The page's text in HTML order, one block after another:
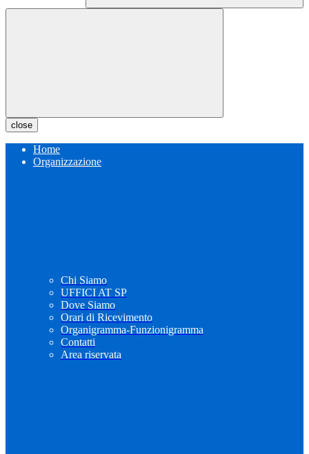
close
Home
Organizzazione
Chi Siamo
UFFICI AT SP
Dove Siamo
Orari di Ricevimento
Organigramma-Funzionigramma
Contatti
Area riservata